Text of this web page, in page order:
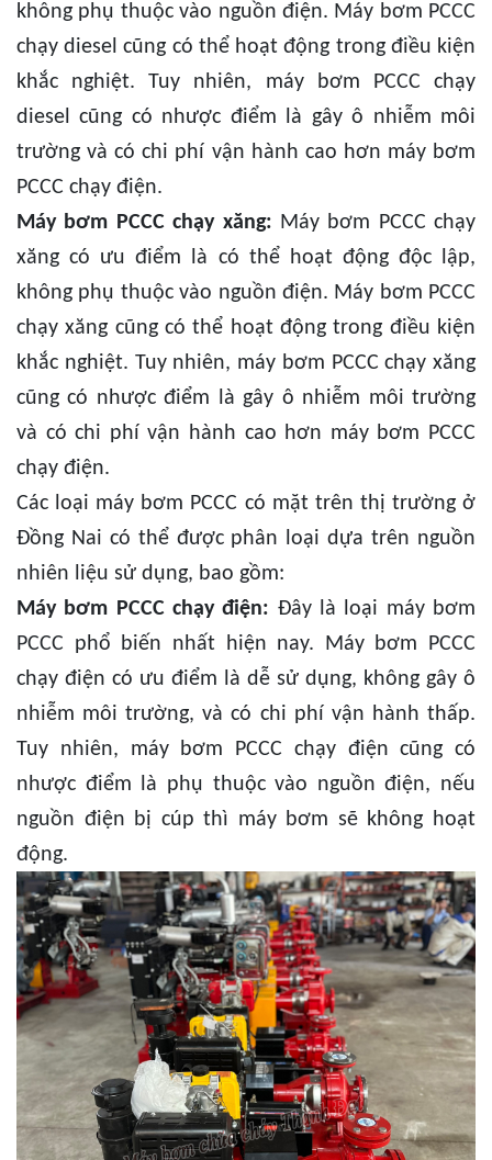
không phụ thuộc vào nguồn điện. Máy bơm PCCC
chạy diesel cũng có thể hoạt động trong điều kiện
khắc nghiệt. Tuy nhiên, máy bơm PCCC chạy
diesel cũng có nhược điểm là gây ô nhiễm môi
trường và có chi phí vận hành cao hơn máy bơm
PCCC chạy điện.
Máy bơm PCCC chạy xăng: Máy bơm PCCC chạy
xăng có ưu điểm là có thể hoạt động độc lập,
không phụ thuộc vào nguồn điện. Máy bơm PCCC
chạy xăng cũng có thể hoạt động trong điều kiện
khắc nghiệt. Tuy nhiên, máy bơm PCCC chạy xăng
cũng có nhược điểm là gây ô nhiễm môi trường
và có chi phí vận hành cao hơn máy bơm PCCC
chạy điện.
Các loại máy bơm PCCC có mặt trên thị trường ở
Đồng Nai có thể được phân loại dựa trên nguồn
nhiên liệu sử dụng, bao gồm:
Máy bơm PCCC chạy điện: Đây là loại máy bơm
PCCC phổ biến nhất hiện nay. Máy bơm PCCC
chạy điện có ưu điểm là dễ sử dụng, không gây ô
nhiễm môi trường, và có chi phí vận hành thấp.
Tuy nhiên, máy bơm PCCC chạy điện cũng có
nhược điểm là phụ thuộc vào nguồn điện, nếu
nguồn điện bị cúp thì máy bơm sẽ không hoạt
động.